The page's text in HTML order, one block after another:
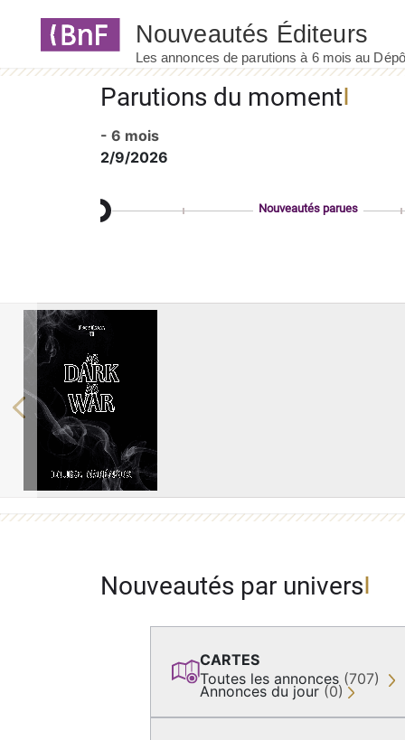
Parutions du moment
- 6 mois
2/9/2026
Nouveautés parues
Previous
Nouveautés par univers
CARTES
Toutes les annonces (707)
Annonces du jour (0)